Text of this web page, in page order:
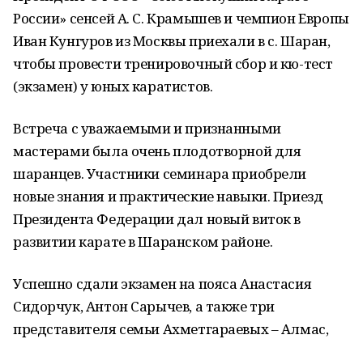
России» сенсей А. С. Крамышев и чемпион Европы
Иван Кунгуров из Москвы приехали в с. Шаран,
чтобы провести тренировочный сбор и кю-тест
(экзамен) у юных каратистов.
Встреча с уважаемыми и признанными
мастерами была очень плодотворной для
шаранцев. Участники семинара приобрели
новые знания и практические навыки. Приезд
Президента Федерации дал новый виток в
развитии карате в Шаранском районе.
Успешно сдали экзамен на пояса Анастасия
Сидорчук, Антон Сарычев, а также три
представителя семьи Ахметгараевых – Алмас,